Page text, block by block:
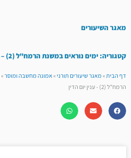
מאגר השיעורים
קטגוריה: ימים נוראים במשנת הרמח"ל (2) – ענין יום הדין
דף הבית»מאגר שיעורים תורני»אמונה מחשבה ומוסר»
הרמח"ל (2) - ענין יום הדין